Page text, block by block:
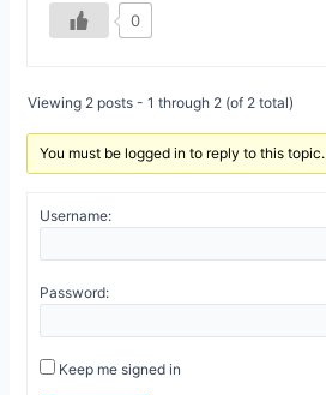
0
Viewing 2 posts - 1 through 2 (of 2 total)
You must be logged in to reply to this topic.
Username:
Password:
Keep me signed in